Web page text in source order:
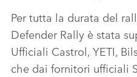
Per tutta la durata del
Defender Rally è stata
Ufficiali Castrol, YETI,
che dai fornitori ufficiali